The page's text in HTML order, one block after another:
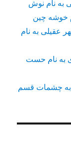
به نام نوش
خوشه چین
عقیلی به نام
به نام حست
به چشمات قسم